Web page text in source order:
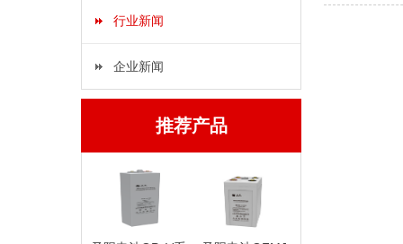
行业新闻
企业新闻
推荐产品